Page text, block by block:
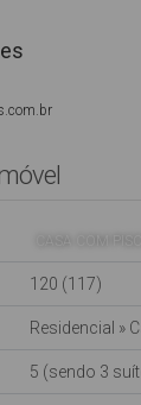
CASA COM
120 (117)
Residencial »
5 (sendo 3